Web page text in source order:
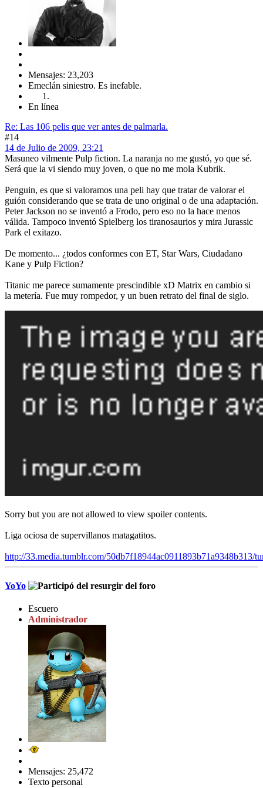
Mensajes: 23,203
Emeclán siniestro. Es inefable.
En línea
Re: Las 106 pelis que ver antes de palmarla.
#14
14 de Julio de 2009, 23:21
Masuneo vilmente Pulp fiction. La naranja no me gustó, yo que sé.
Será que la vi siendo muy joven, o que no me mola Kubrik.
Penguin, es que si valoramos una peli hay que tratar de valorar el
guión considerando que se trata de uno original o de una adaptación.
Peter Jackson no se inventó a Frodo, pero eso no la hace menos
válida. Tampoco inventó Spielberg los tiranosaurios y mira Jurassic
Park el exitazo.
De momento... ¿todos conformes con ET, Star Wars, Ciudadano
Kane y Pulp Fiction?
Titanic me parece sumamente prescindible xD Matrix en cambio si
la metería. Fue muy rompedor, y un buen retrato del final de siglo.
Sorry but you are not allowed to view spoiler contents.
Liga ociosa de supervillanos matagatitos.
http://33.media.tumblr.com/
YoYo
Escuero
Administrador
Mensajes: 25,472
Texto personal